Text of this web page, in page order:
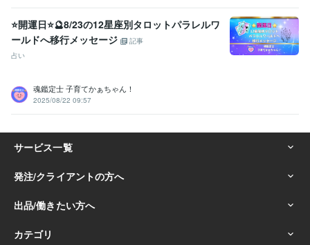
⭐開運日⭐🔮8/23の12星座別タロットパラレルワ
ールドへ移行メッセージ
記事
占い
魂鑑定士 子育てかぁちゃん！
2025/08/22 09:57